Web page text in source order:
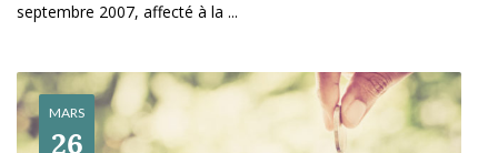
septembre 2007, affecté à la ...
MARS
26